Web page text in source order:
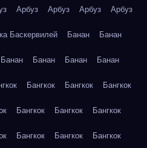
Арбуз Арбуз Арбуз Арбуз
Баскервилей Банан Банан
Банан Банан Банан Банан
Бангкок Бангкок Бангкок
Бангкок Бангкок Бангкок
Бангкок Бангкок Бангкок